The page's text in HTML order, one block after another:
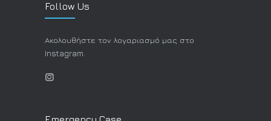
Follow Us
Ακολουθήστε τον λογαριασμό μας στο
Instagram.